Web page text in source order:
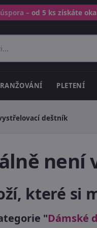
– od 5 ks získáte
PLETENÍ
deštník
není
které si
"Dámské